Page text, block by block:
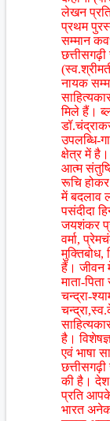
लेखन
प्रथम
सम्मान
छत्तीसगढ़ी
नायक
मिले हैं।
उपलब्धि-
क्षेत्र में
आत्म
रूचि
में बदलाव
पसंदीदा
जयशंकर
वर्मा,
मुक्तिबोध,
हैं। जीवन
माता-
चन्द्रा-
है।
एवं भाषा
छत्तीसगढ़ी
की है। देश
प्रति
भारत